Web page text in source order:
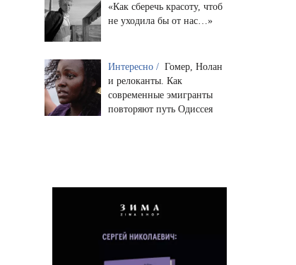
«Как сберечь красоту, чтоб
не уходила бы от нас…»
Интересно / Гомер, Нолан
и релоканты. Как
современные эмигранты
повторяют путь Одиссея